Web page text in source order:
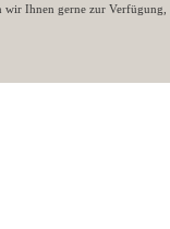
wir Ihnen gerne zur